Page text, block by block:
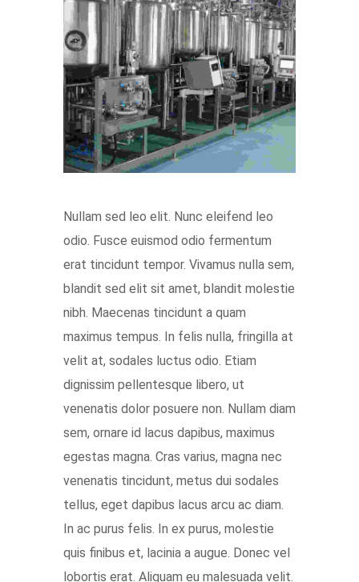
Nullam sed leo elit. Nunc eleifend leo
odio. Fusce euismod odio fermentum
erat tincidunt tempor. Vivamus nulla sem,
blandit sed elit sit amet, blandit molestie
nibh. Maecenas tincidunt a quam
maximus tempus. In felis nulla, fringilla at
velit at, sodales luctus odio. Etiam
dignissim pellentesque libero, ut
venenatis dolor posuere non. Nullam diam
sem, ornare id lacus dapibus, maximus
egestas magna. Cras varius, magna nec
venenatis tincidunt, metus dui sodales
tellus, eget dapibus lacus arcu ac diam.
In ac purus felis. In ex purus, molestie
quis finibus et, lacinia a augue. Donec vel
lobortis erat. Aliquam eu malesuada velit.